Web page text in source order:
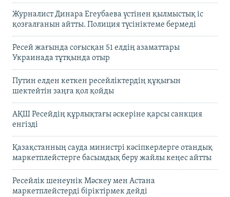
Журналист Динара Егеубаева үстінен қылмыстық іс
қозғалғанын айтты. Полиция түсініктеме бермеді
Ресей жағында соғысқан 51 елдің азаматтары
Украинада тұтқында отыр
Путин елден кеткен ресейліктердің құқығын
шектейтін заңға қол қойды
АҚШ Ресейдің құрлықтағы әскеріне қарсы санкция
енгізді
Қазақстанның сауда министрі кәсіпкерлерге отандық
маркетплейстерге басымдық беру жайлы кеңес айтты
Ресейлік шенеунік Мәскеу мен Астана
маркетплейстерді біріктірмек дейді